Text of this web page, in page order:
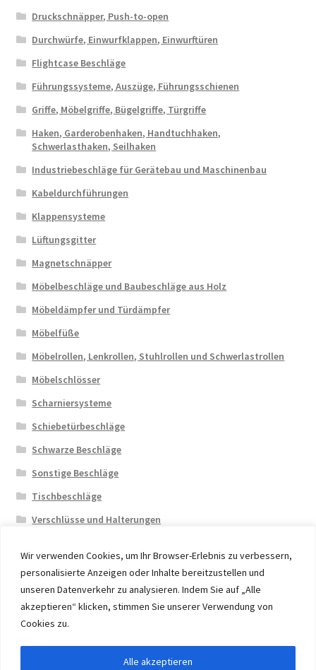
Wir verwenden Cookies, um Ihr Browser-Erlebnis zu verbessern,
personalisierte Anzeigen oder Inhalte bereitzustellen und
unseren Datenverkehr zu analysieren. Indem Sie auf „Alle
akzeptieren“ klicken, stimmen Sie unserer Verwendung von
Cookies zu.
Alle akzeptieren
Druckschnäpper, Push-to-open
Durchwürfe, Einwurfklappen, Einwurftüren
Flightcase Beschläge
Führungssysteme, Auszüge, Führungsschienen
Griffe, Möbelgriffe, Bügelgriffe, Türgriffe
Haken, Garderobenhaken, Handtuchhaken,
Schwerlasthaken, Seilhaken
Industriebeschläge für Gerätebau und Maschinenbau
Kabeldurchführungen
Klappensysteme
Lüftungsgitter
Magnetschnäpper
Möbelbeschläge und Baubeschläge aus Holz
Möbeldämpfer und Türdämpfer
Möbelfüße
Möbelrollen, Lenkrollen, Stuhlrollen und Schwerlastrollen
Möbelschlösser
Scharniersysteme
Schiebetürbeschläge
Schwarze Beschläge
Sonstige Beschläge
Tischbeschläge
Verschlüsse und Halterungen
© 2026 Eruon Trade UG, Germany, member of the ERUON